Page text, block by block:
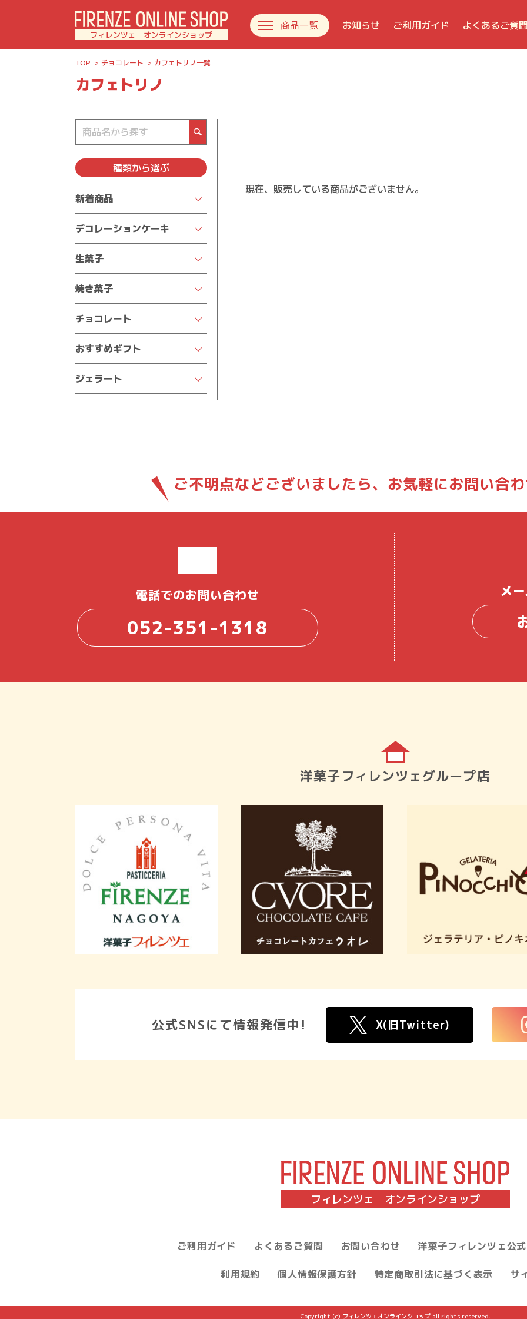
フィレンツェ オンラインショップ
商品一覧 お知らせ ご利用ガイド よくあるご質問
TOP チョコレート カフェトリノ一覧
カフェトリノ
種類から選ぶ
新着商品
デコレーションケーキ
★人気商品を見る★
季節限定デコレーション
いちごデコレーション
チョコデコレーション
苺の王様
季節のフルーツデコレーション
サンクスデコレーション
バスクチーズケーキ
生菓子
王様のおなか
半熟ケーキ
焼き菓子
焼きドーナツ
プチフィナンシェ
バウムクーヘン
パウンドケーキ
チョコレート
ポリフェロッシェ
カフェトリノ
おすすめギフト
出産祝い
出産内祝い・お返し
ジェラート
現在、販売している商品がございません。
ご不明点などございましたら、 お気軽にお問い合
電話でのお問い合わせ
052-351-1318
メ
洋菓子フィレンツェグループ店
公式SNSにて情報発信中! X(旧Twitter)
フィレンツェ オンラインショップ
ご利用ガイド よくあるご質問 お問い合わせ 洋菓子フィレンツェ公
利用規約 個人情報保護方針 特定商取引法に基づく表示 サ
Copyright (c) フィレンツェオンラインショップ all rights reserved.